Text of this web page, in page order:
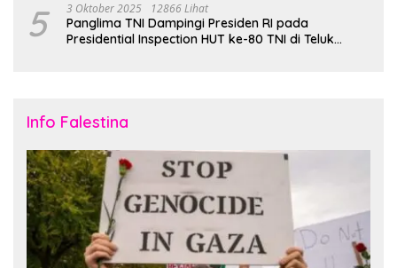
5 3 Oktober 2025 12866 Lihat
Panglima TNI Dampingi Presiden RI pada
Presidential Inspection HUT ke-80 TNI di Teluk
Info Falestina